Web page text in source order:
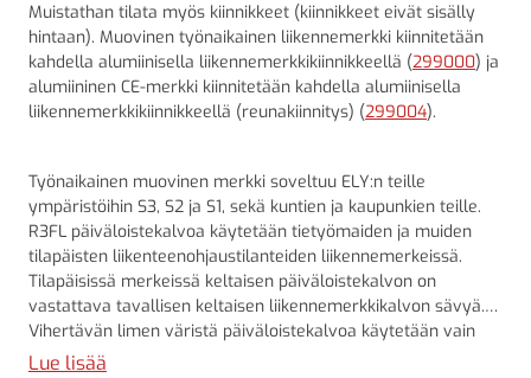
Muistathan tilata myös kiinnikkeet (kiinnikkeet eivät sisälly
hintaan). Muovinen työnaikainen liikennemerkki kiinnitetään
kahdella alumiinisella liikennemerkkikiinnikkeellä (299000) ja
alumiininen CE-merkki kiinnitetään kahdella alumiinisella
liikennemerkkikiinnikkeellä (reunakiinnitys) (299004).
Työnaikainen muovinen merkki soveltuu ELY:n teille
ympäristöihin S3, S2 ja S1, sekä kuntien ja kaupunkien teille.
R3FL päiväloistekalvoa käytetään tietyömaiden ja muiden
tilapäisten liikenteenohjaustilanteiden liikennemerkeissä.
Tilapäisissä merkeissä keltaisen päiväloistekalvon on
vastattava tavallisen keltaisen liikennemerkkikalvon sävyä.
Vihertävän limen väristä päiväloistekalvoa käytetään vain
sulku- ja varoituslaitteissa.
Lue lisää